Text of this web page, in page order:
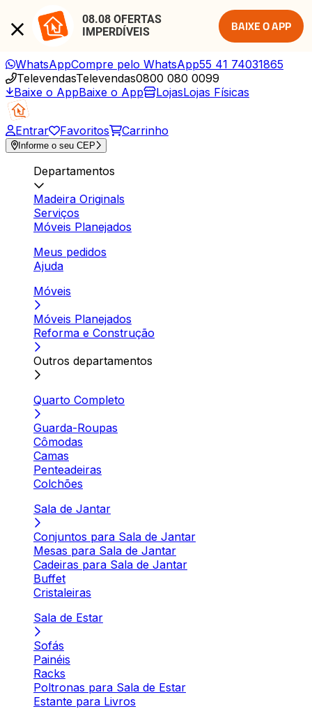
08.08 OFERTAS
IMPERDÍVEIS
BAIXE O APP
WhatsAppCompre pelo WhatsApp55 41 74031865
TelevendasTelevendas0800 080 0099
Baixe o AppBaixe o App LojasLojas Físicas
Entrar Favoritos Carrinho
Informe o seu CEP
Departamentos
Madeira Originals
Serviços
Móveis Planejados
Meus pedidos
Ajuda
Móveis
Móveis Planejados
Reforma e Construção
Outros departamentos
Quarto Completo
Guarda-Roupas
Cômodas
Camas
Penteadeiras
Colchões
Sala de Jantar
Conjuntos para Sala de Jantar
Mesas para Sala de Jantar
Cadeiras para Sala de Jantar
Buffet
Cristaleiras
Sala de Estar
Sofás
Painéis
Racks
Poltronas para Sala de Estar
Estante para Livros